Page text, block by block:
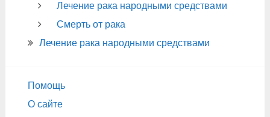
Лечение рака народными средствами
Смерть от рака
Лечение рака народными средствами
Помощь
О сайте